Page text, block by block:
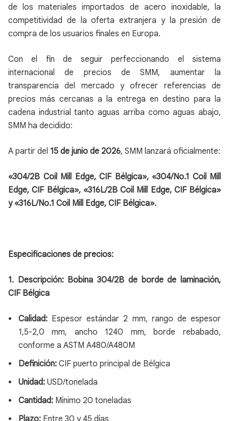
de los materiales importados de acero inoxidable, la
competitividad de la oferta extranjera y la presión de
compra de los usuarios finales en Europa.
Con el fin de seguir perfeccionando el sistema
internacional de precios de SMM, aumentar la
transparencia del mercado y ofrecer referencias de
precios más cercanas a la entrega en destino para la
cadena industrial tanto aguas arriba como aguas abajo,
SMM ha decidido:
A partir del 15 de junio de 2026, SMM lanzará oficialmente:
«304/2B Coil Mill Edge, CIF Bélgica», «304/No.1 Coil Mill
Edge, CIF Bélgica», «316L/2B Coil Mill Edge, CIF Bélgica»
y «316L/No.1 Coil Mill Edge, CIF Bélgica».
Especificaciones de precios:
1. Descripción: Bobina 304/2B de borde de laminación,
CIF Bélgica
Calidad:Espesor estándar 2 mm, rango de espesor
1,5-2,0 mm, ancho 1240 mm, borde rebabado,
conforme a ASTM A480/A480M
Definición:CIF puerto principal de Bélgica
Unidad:USD/tonelada
Cantidad:Mínimo 20 toneladas
Plazo:Entre 30 y 45 días